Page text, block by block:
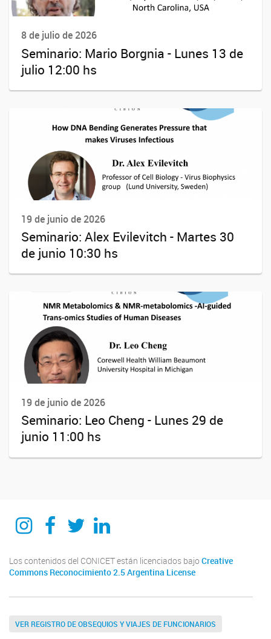
8 de julio de 2026
Seminario: Mario Borgnia - Lunes 13 de
julio 12:00 hs
19 de junio de 2026
Seminario: Alex Evilevitch - Martes 30
de junio 10:30 hs
19 de junio de 2026
Seminario: Leo Cheng - Lunes 29 de
junio 11:00 hs
Instagram
Facebook
TwitterLinkedin
Los contenidos del CONICET están licenciados bajo Creative
Commons Reconocimiento 2.5 Argentina License
VER REGISTRO DE OBSEQUIOS Y VIAJES DE FUNCIONARIOS